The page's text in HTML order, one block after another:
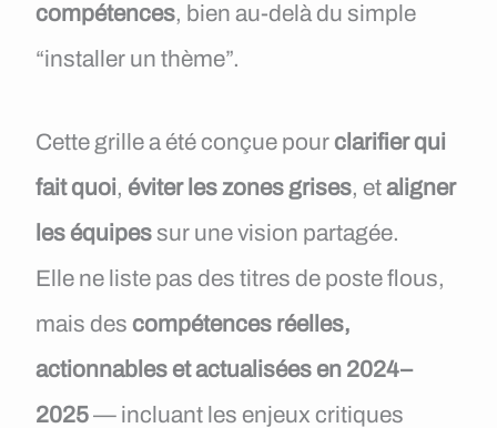
compétences, bien au-delà du simple
“installer un thème”.
Cette grille a été conçue pourclarifier qui
fait quoi, éviter les zones grises, etaligner
les équipessur une vision partagée.
Elle ne liste pas des titres de poste flous,
mais des compétences réelles,
actionnables et actualisées en 2024–
2025— incluant les enjeux critiques